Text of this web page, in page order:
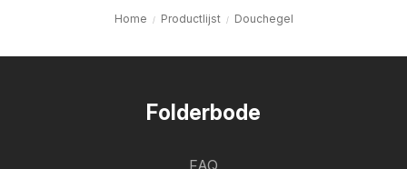
Home Productlijst Douchegel
Folderbode